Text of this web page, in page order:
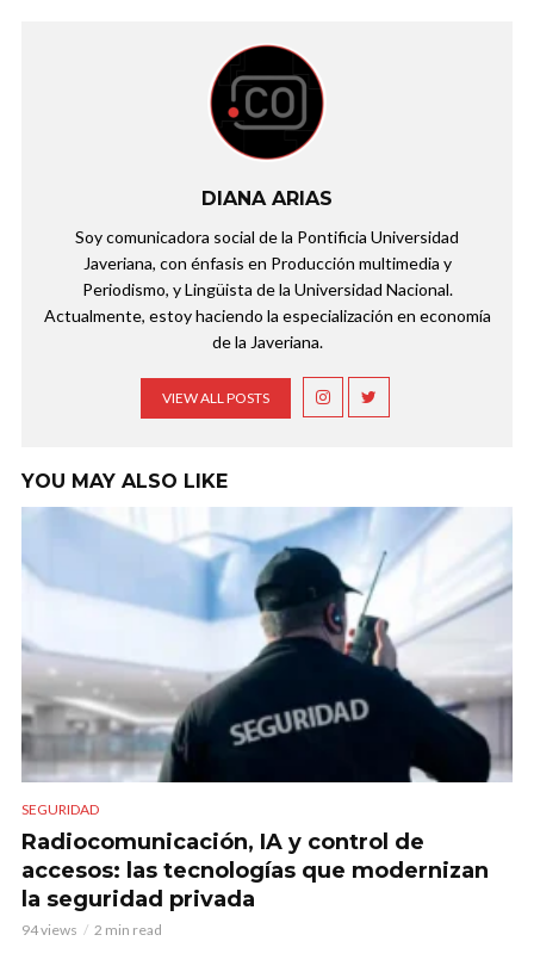
DIANA ARIAS
Soy comunicadora social de la Pontificia Universidad
Javeriana, con énfasis en Producción multimedia y
Periodismo, y Lingüista de la Universidad Nacional.
Actualmente, estoy haciendo la especialización en economía
de la Javeriana.
VIEW ALL POSTS
YOU MAY ALSO LIKE
SEGURIDAD
Radiocomunicación, IA y control de
accesos: las tecnologías que modernizan
la seguridad privada
94 views 2 min read